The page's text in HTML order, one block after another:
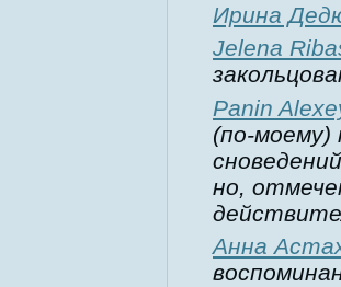
Ирина
Jelena
Panin
(по-моему)
но,
Анна